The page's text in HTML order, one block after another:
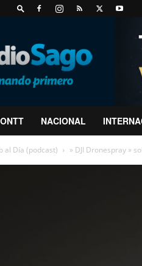
NACIONAL
al Día (podcast) » DJI Dronespray »